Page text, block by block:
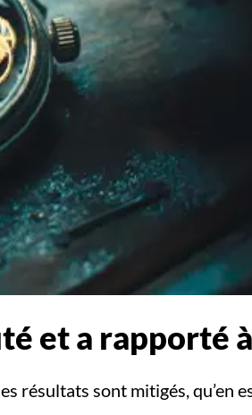
et a rapporté
résultats sont mitigés, qu’en